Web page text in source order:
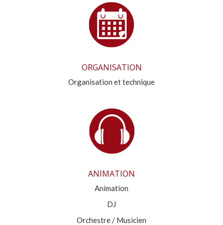
ORGANISATION
Organisation et technique
ANIMATION
Animation
DJ
Orchestre / Musicien